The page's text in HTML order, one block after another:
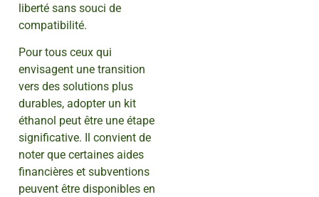
liberté sans souci de
compatibilité.
Pour tous ceux qui
envisagent une transition
vers des solutions plus
durables, adopter un kit
éthanol peut être une étape
significative. Il convient de
noter que certaines aides
financières et subventions
peuvent être disponibles en